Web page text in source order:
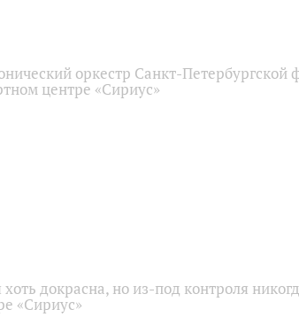
оркестр Санкт-Петербургской
центре «Сириус»
хоть докрасна, но из-под контроля
«Сириус»